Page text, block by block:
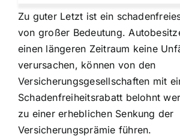
Zu guter Letzt ist ein
von großer Bedeutung.
einen längeren Zeitraum keine
verursachen, können von den
Versicherungsgesellschaften mit
Schadenfreiheitsrabatt belohnt
zu einer erheblichen Senkung der
Versicherungsprämie führen.